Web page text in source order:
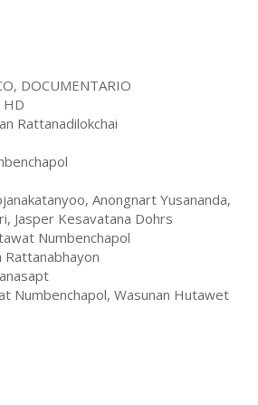
DOCUMENTARIO
HD
Rattanadilokchai
Anongnart Yusananda,
Jasper Kesavatana Dohrs
Numbenchapol
Rattanabhayon
Numbenchapol, Wasunan Hutawet